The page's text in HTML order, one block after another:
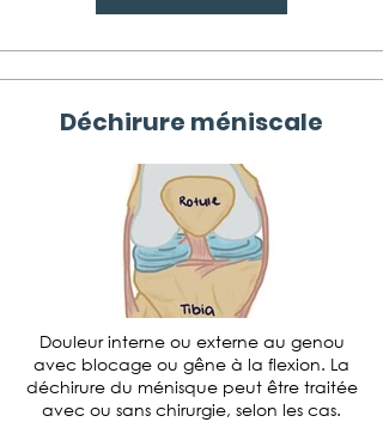
Déchirure méniscale
Douleur interne ou externe au genou
avec blocage ou gêne à la flexion. La
déchirure du ménisque peut être traitée
avec ou sans chirurgie, selon les cas.